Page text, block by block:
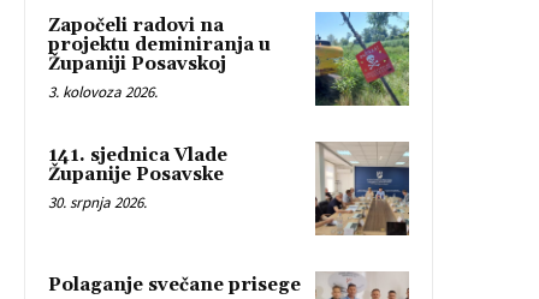
Započeli radovi na
projektu deminiranja u
Županiji Posavskoj
3. kolovoza 2026.
141. sjednica Vlade
Županije Posavske
30. srpnja 2026.
Polaganje svečane prisege